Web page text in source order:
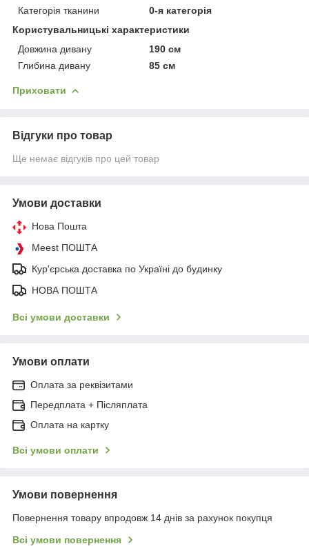
Категорія тканини
0-я категорія
Користувальницькі характеристики
Довжина дивану
190 см
Глибина дивану
85 см
Приховати
Відгуки про товар
Ще немає відгуків про цей товар
Умови доставки
Нова Пошта
Meest ПОШТА
Кур'єрська доставка по Україні до будинку
НОВА ПОШТА
Всі умови доставки
Умови оплати
Оплата за реквізитами
Передплата + Післяплата
Оплата на картку
Всі умови оплати
Умови повернення
Повернення товару впродовж 14 днів за рахунок покупця
Всі умови повернення